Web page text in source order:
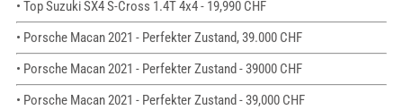
• Top Suzuki SX4 S-Cross 1.4T 4x4 - 19,990 CHF
• Porsche Macan 2021 - Perfekter Zustand, 39.000 CHF
• Porsche Macan 2021 - Perfekter Zustand - 39000 CHF
• Porsche Macan 2021 - Perfekter Zustand - 39,000 CHF